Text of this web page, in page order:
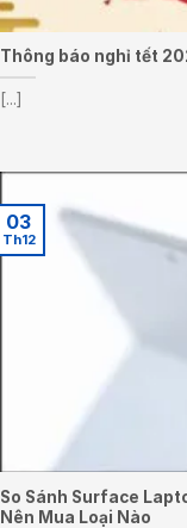
Thông báo nghỉ tết
[...]
So Sánh Surface
Nên Mua Loại Nào
03
Th12